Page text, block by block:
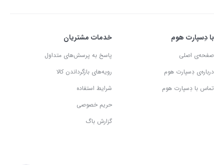
با دِسپارت هوم
صفحه‌ی اصلی
درباره‌ی دِسپارت هوم
تماس با دِسپارت هوم
خدمات مشتریان
پاسخ به پرسش‌های متداول
رویه‌های بازگرداندن کالا
شرایط استفاده
حریم خصوصی
گزارش باگ